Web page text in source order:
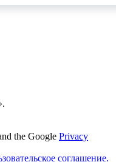
the Google Privacy
соглашение.